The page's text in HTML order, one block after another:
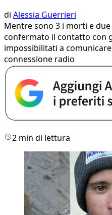
di Alessia Guerrieri
Mentre sono 3 i morti e
confermato il contatto con
impossibilitati a
connessione radio
2 min di lettura